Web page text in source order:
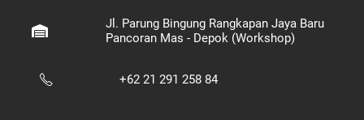
Jl. Parung Bingung Rangkapan Jaya Baru
Pancoran Mas - Depok (Workshop)
+62 21 291 258 84